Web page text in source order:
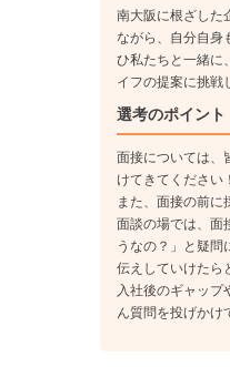
南大阪に根ざした
ながら、自分自身
ひ私たちと一緒に
イフの提案に挑戦
選考のポイント
面接については、
けてきてください！
また、面接の前に
面談の場では、面
うなの？」と疑問
伝えしていけたら
入社後のギャップ
ん質問を投げかけ